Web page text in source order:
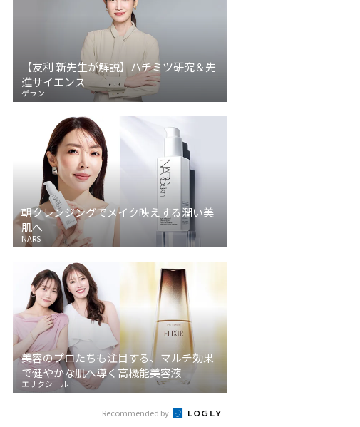
【友利 新先生が解説】ハチミツ研究＆先
進サイエンス
ゲラン
朝クレンジングでメイク映えする潤い美
肌へ
NARS
美容のプロたちも注目する、マルチ効果
で健やかな肌へ導く高機能美容液
エリクシール
Recommended by